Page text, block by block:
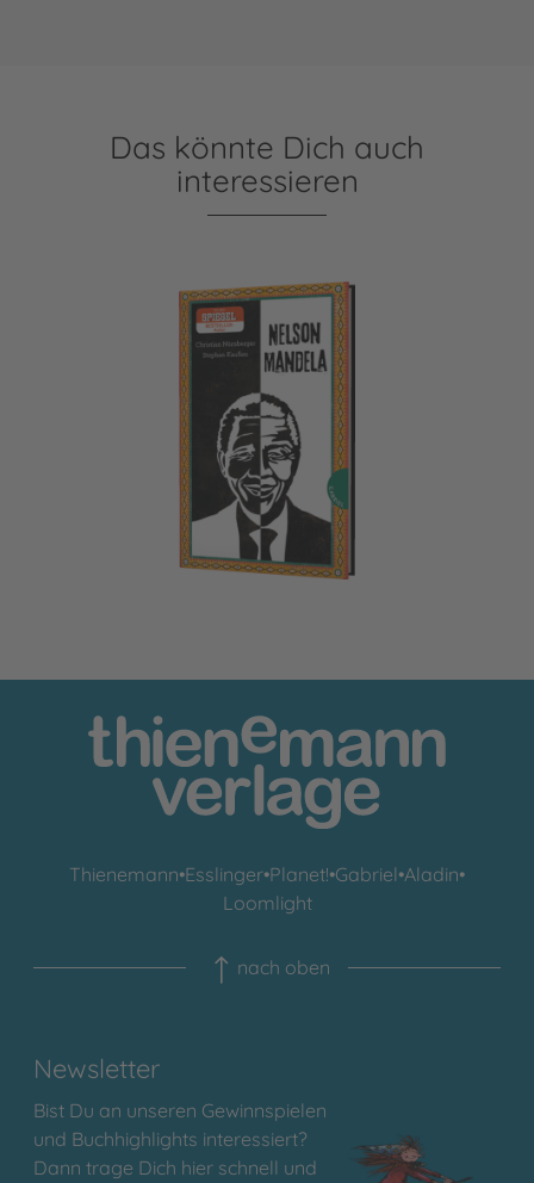
Das könnte Dich auch
interessieren
Thienemann•Esslinger•Planet!•Gabriel•Aladin•
Loomlight
nach oben
Newsletter
Bist Du an unseren Gewinnspielen
und Buchhighlights interessiert?
Dann trage Dich hier schnell und